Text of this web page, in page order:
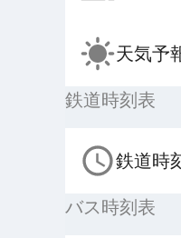
天気予
鉄道時刻表
鉄道時
バス時刻表